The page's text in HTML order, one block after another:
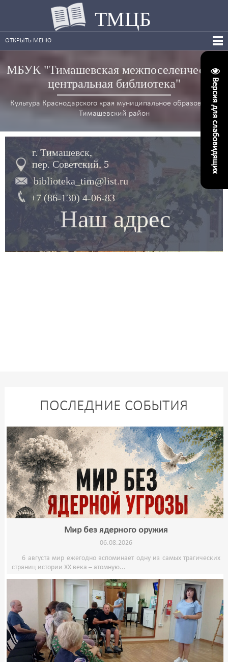
Версия для слабовидящих
ТМЦБ
ОТКРЫТЬ МЕНЮ
МБУК "Тимашевская межпоселенческая
центральная библиотека"
Культура Краснодарского края муниципальное образование
Тимашевский район
г. Тимашевск,
пер. Советский, 5
biblioteka_tim@list.ru
+7 (86-130) 4-06-83
Наш адрес
ПОСЛЕДНИЕ СОБЫТИЯ
Мир без ядерного оружия
06.08.2026
6 августа мир ежегодно вспоминает одну из самых трагических
страниц истории XX века – атомную...